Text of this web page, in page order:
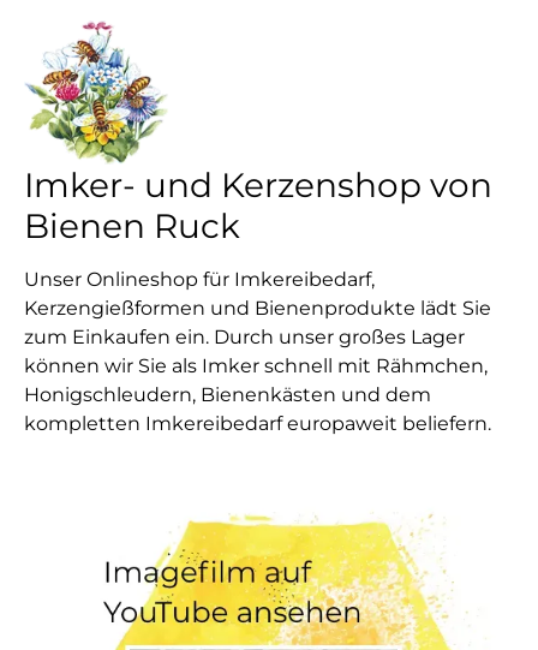
Imker- und Kerzenshop von
Bienen Ruck
Unser Onlineshop für Imkereibedarf,
Kerzengießformen und Bienenprodukte lädt Sie
zum Einkaufen ein. Durch unser großes Lager
können wir Sie als Imker schnell mit Rähmchen,
Honigschleudern, Bienenkästen und dem
kompletten Imkereibedarf europaweit beliefern.